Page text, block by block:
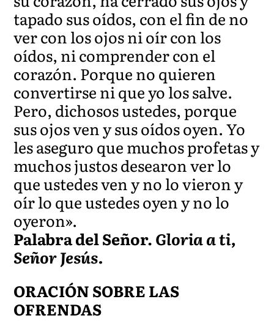
tapado sus oídos, con el fin de no
ver con los ojos ni oír con los
oídos, ni comprender con el
corazón. Porque no quieren
convertirse ni que yo los salve.
Pero, dichosos ustedes, porque
sus ojos ven y sus oídos oyen. Yo
les aseguro que muchos profetas y
muchos justos desearon ver lo
que ustedes ven y no lo vieron y
oír lo que ustedes oyen y no lo
oyeron».
Palabra del Señor.Gloria a ti,
Señor Jesús.
ORACIÓN SOBRE LAS
OFRENDAS